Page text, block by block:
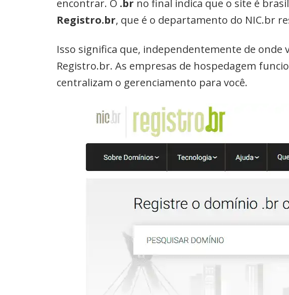
encontrar. O .br no final indica que o site é
Registro.br, que é o departamento do NIC.br
Isso significa que, independentemente de
Registro.br. As empresas de hospedagem
centralizam o gerenciamento para você.